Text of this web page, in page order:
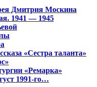
Дмитрия Москина
1941 — 1945
«Сестра таланта»
«Ремарка»
1991-го…